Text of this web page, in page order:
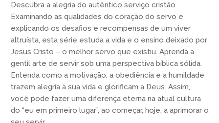
Descubra a alegria do autêntico serviço cristão.
Examinando as qualidades do coração do servo e
explicando os desafios e recompensas de um viver
altruísta, esta série estuda a vida e o ensino deixado por
Jesus Cristo – o melhor servo que existiu. Aprenda a
gentil arte de servir sob uma perspectiva bíblica sólida.
Entenda como a motivação, a obediência e a humildade
trazem alegria à sua vida e glorificam a Deus. Assim,
você pode fazer uma diferença eterna na atual cultura
do “eu em primeiro lugar”, ao começar, hoje, a aprimorar o